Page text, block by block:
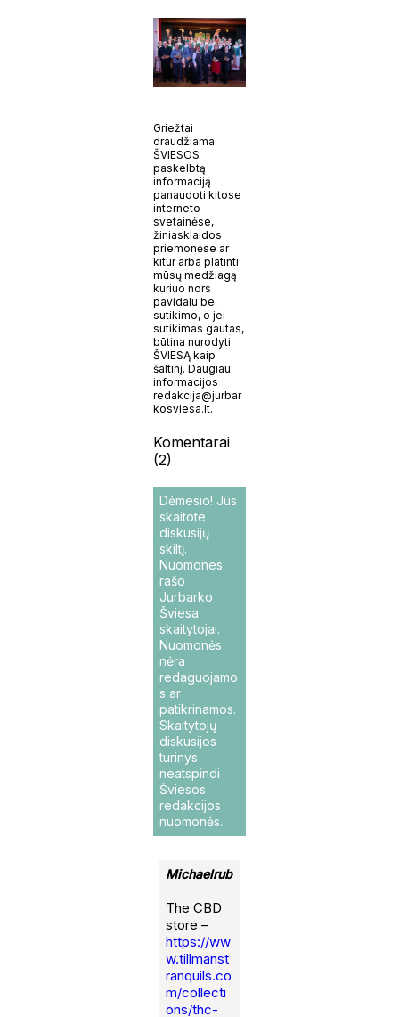
Griežtai
draudžiama
ŠVIESOS
paskelbtą
informaciją
panaudoti kitose
interneto
svetainėse,
žiniasklaidos
priemonėse ar
kitur arba platinti
mūsų medžiagą
kuriuo nors
pavidalu be
sutikimo, o jei
sutikimas gautas,
būtina nurodyti
ŠVIESĄ kaip
šaltinį. Daugiau
informacijos
redakcija@jurbar
kosviesa.lt.
Komentarai
(2)
Dėmesio! Jūs
skaitote
diskusijų
skiltį.
Nuomones
rašo
Jurbarko
Šviesa
skaitytojai.
Nuomonės
nėra
redaguojamo
s ar
patikrinamos.
Skaitytojų
diskusijos
turinys
neatspindi
Šviesos
redakcijos
nuomonės.
Michaelrub
The CBD
store –
https://ww
w.tillmanst
ranquils.co
m/collecti
ons/thc-